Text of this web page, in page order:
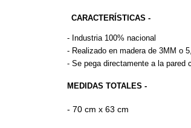
CARACTERÍSTICAS -
- Industria 100% nacional
- Realizado en madera de 3MM o
- Se pega directamente a la pared
MEDIDAS TOTALES -
- 70 cm x 63 cm